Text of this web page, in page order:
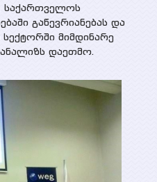
საქართველოს
გაწევრიანებას და
მიმდინარე
დაეთმო.